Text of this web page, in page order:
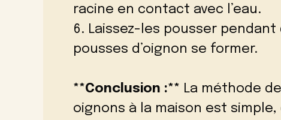
racine en contact avec l’eau.
6. Laissez-les pousser
pousses d’oignon se former.
**Conclusion :** La méthode
oignons à la maison est